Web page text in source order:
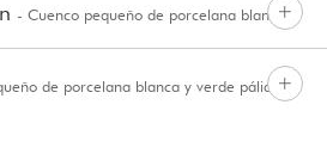
- Cuenco pequeño de porcelana blanca y
de porcelana blanca y verde pálido